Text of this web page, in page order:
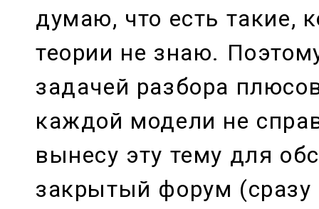
думаю, что есть такие,
теории не знаю.
задачей разбора
каждой модели не
вынесу эту тему для
закрытый форум (сразу